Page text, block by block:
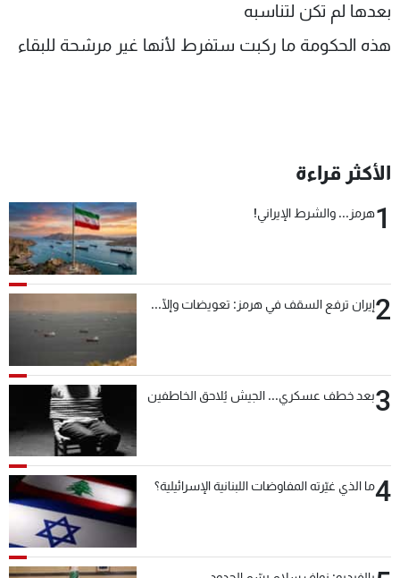
بعدها لم تكن لتناسبه
هذه الحكومة ما ركبت ستفرط لأنها غير مرشحة للبقاء
الأكثر قراءة
1هرمز... والشرط الإيراني!
2إيران ترفع السقف في هرمز: تعويضات وإلّا...
3بعد خطف عسكري... الجيش يُلاحق الخاطفين
4ما الذي غيّرته المفاوضات اللبنانية الإسرائيلية؟